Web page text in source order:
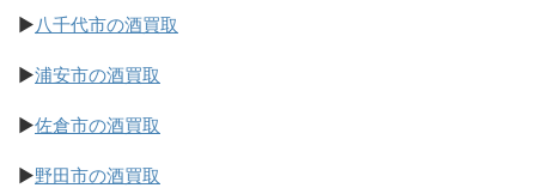
▶八千代市の酒買取
▶浦安市の酒買取
▶佐倉市の酒買取
▶野田市の酒買取